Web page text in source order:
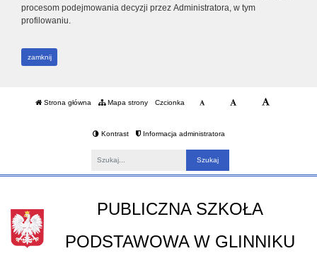
procesom podejmowania decyzji przez Administratora, w tym
profilowaniu.
zamknij
Strona główna Mapa strony Czcionka
Kontrast Informacja administratora
PUBLICZNA SZKOŁA
PODSTAWOWA W GLINNIKU